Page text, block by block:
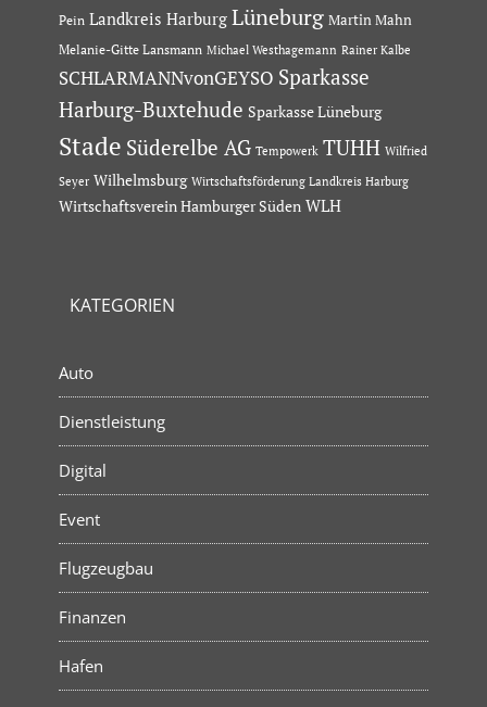
Pein Landkreis Harburg Lüneburg Martin Mahn
Melanie-Gitte Lansmann Michael Westhagemann Rainer Kalbe
SCHLARMANNvonGEYSO Sparkasse
Harburg-Buxtehude Sparkasse Lüneburg
Stade Süderelbe AG Tempowerk TUHH Wilfried
Seyer Wilhelmsburg Wirtschaftsförderung Landkreis Harburg
Wirtschaftsverein Hamburger Süden WLH
KATEGORIEN
Auto
Dienstleistung
Digital
Event
Flugzeugbau
Finanzen
Hafen